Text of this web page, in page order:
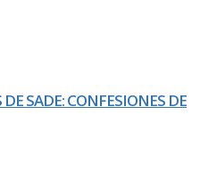
SADE: CONFESIONES DE